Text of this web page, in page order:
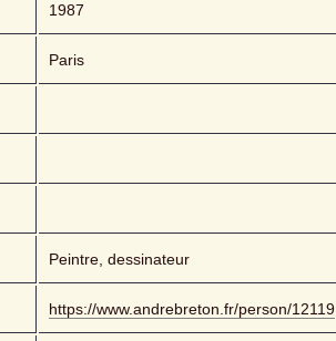
1987
Paris
Peintre, dessinateur
https://www.andrebreton.fr/person/12119